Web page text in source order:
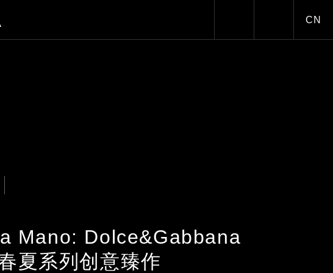
CN
Mano: Dolce&Gabbana
夏系列创意臻作